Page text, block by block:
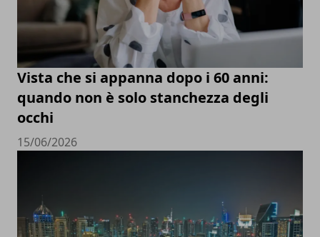
Vista che si appanna dopo i 60 anni:
quando non è solo stanchezza degli
occhi
15/06/2026